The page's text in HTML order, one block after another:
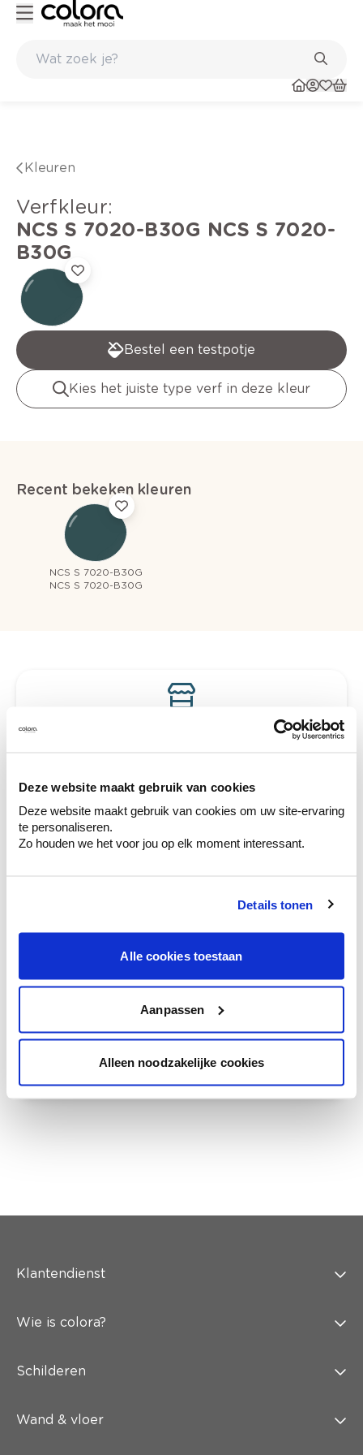
Deze website maakt gebruik van cookies
Deze website maakt gebruik van cookies om uw site-ervaring
te personaliseren.
Zo houden we het voor jou op elk moment interessant.
Details tonen
Alle cookies toestaan
Aanpassen
Alleen noodzakelijke cookies
Kleuren
verfkleur:
NCS S 7020-B30G NCS S 7020-
B30G
Bestel een testpotje
Kies het juiste type verf in deze kleur
Recent bekeken kleuren
NCS S 7020-B30G
NCS S 7020-B30G
Ontdek er kleurechte stalen van je
Bekijk er de bijhorende tinten om je kleur
Krijg persoonlijk advies om kleuren te
combineren.
Ga samen met de kleuradviseur door je
Krijg kleuradvies op basis van de lichtinval
en je meubels.
van je muren.
Klantendienst
Wie is colora?
Schilderen
Wand & vloer